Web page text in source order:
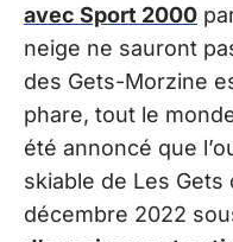
avec Sport 2000
neige ne sauront
des Gets-Morzine
phare, tout le
été annoncé que
skiable de Les Gets
décembre 2022